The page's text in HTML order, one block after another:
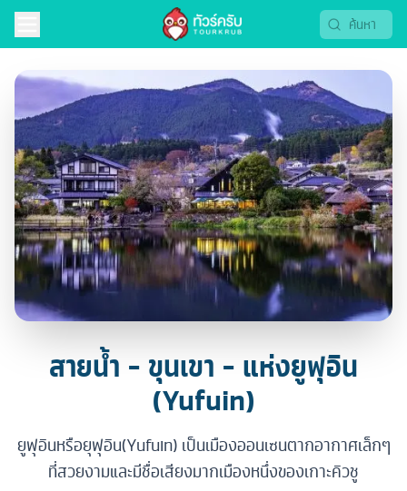
สายน้ำ - ขุนเขา - แห่งยูฟุอิน
(Yufuin)
ยูฟุอินหรือยุฟุอิน(Yufuin) เป็นเมืองออนเซนตากอากาศเล็กๆ
ที่สวยงามและมีชื่อเสียงมากเมืองหนึ่งของเกาะคิวชู